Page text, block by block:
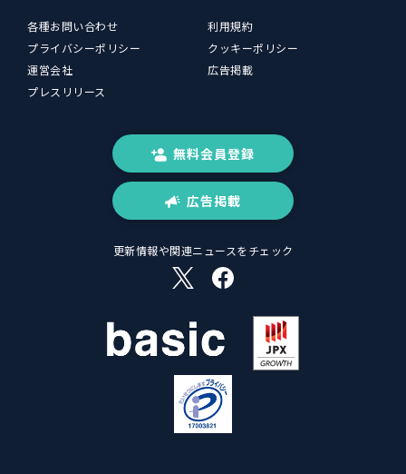
各種お問い合わせ
利用規約
プライバシーポリシー
クッキーポリシー
運営会社
広告掲載
プレスリリース
無料会員登録
広告掲載
更新情報や関連ニュースをチェック